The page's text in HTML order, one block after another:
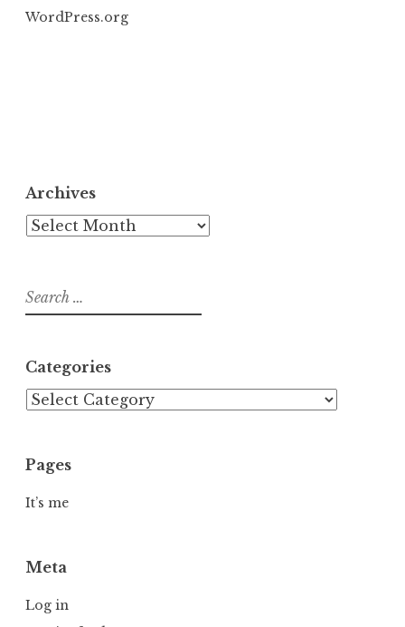
WordPress.org
Archives
Archives
Search
for:
Categories
Categories
Pages
It’s me
Meta
Log in